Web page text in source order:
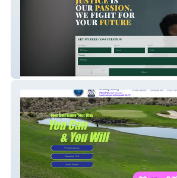
Mercado Kramer LLP Attorneys at Law